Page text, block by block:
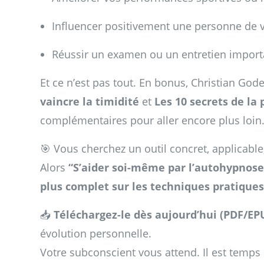
Influencer positivement une personne de
Réussir un examen ou un entretien
Et ce n’est pas tout. En bonus, Christian
vaincre la timidité et Les 10 secrets de
complémentaires pour aller encore plus loin.
🎯 Vous cherchez un outil concret,
Alors “S’aider soi-même par
plus complet sur les techniques
📥 Téléchargez-le dès aujourd’hui (PDF/
évolution personnelle.
Votre subconscient vous attend. Il est